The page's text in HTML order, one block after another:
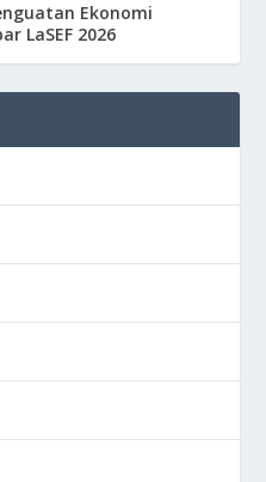
Ekonomi
LaSEF 2026